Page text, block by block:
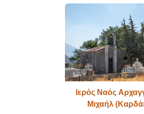
Ιερός Ναός
Μιχαήλ